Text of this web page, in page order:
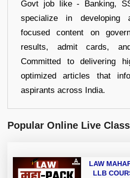
Govt job like - Banking,
specialize in developing
focused content on
results, admit cards,
Committed to delivering
optimized articles that
aspirants across India.
Popular Online Live
LAW
LLB